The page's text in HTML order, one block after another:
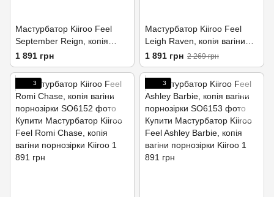
Мастурбатор Kiiroo Feel
September Reign, копія
вагіни порнозірки
1 891 грн
Мастурбатор Kiiroo Feel
Leigh Raven, копія вагіни
порнозірки
1 891 грн 2 269 грн
3 3